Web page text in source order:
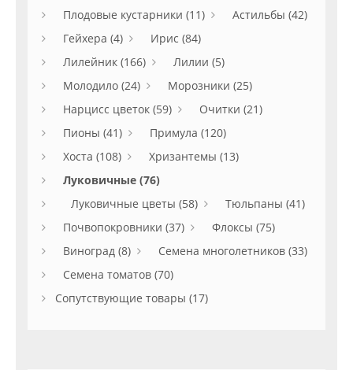
Плодовые кустарники (11)
Астильбы (42)
Гейхера (4)
Ирис (84)
Лилейник (166)
Лилии (5)
Молодило (24)
Морозники (25)
Нарцисс цветок (59)
Очитки (21)
Пионы (41)
Примула (120)
Хоста (108)
Хризантемы (13)
Луковичные (76)
Луковичные цветы (58)
Тюльпаны (41)
Почвопокровники (37)
Флоксы (75)
Виноград (8)
Семена многолетников (33)
Семена томатов (70)
Сопутствующие товары (17)